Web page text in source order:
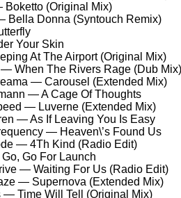
(Original Mix)
Bella Donna (Syntouch Remix)
Your Skin
At The Airport (Original Mix)
When The Rivers Rage (Dub Mix)
— Carousel (Extended Mix)
— A Cage Of Thoughts
— Luverne (Extended Mix)
— As If Leaving You Is Easy
— Heaven\’s Found Us
— 4Th Kind (Radio Edit)
Go For Launch
— Waiting For Us (Radio Edit)
— Supernova (Extended Mix)
— Time Will Tell (Original Mix)